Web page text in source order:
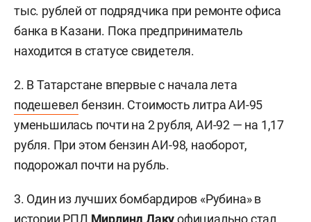
тыс. рублей от подрядчика при ремонте офиса
банка в Казани. Пока предприниматель
находится в статусе свидетеля.
2. В Татарстане впервые с начала лета
подешевел бензин. Стоимость литра АИ-95
уменьшилась почти на 2 рубля, АИ-92 — на 1,17
рубля. При этом бензин АИ-98, наоборот,
подорожал почти на рубль.
3. Один из лучших бомбардиров «Рубина» в